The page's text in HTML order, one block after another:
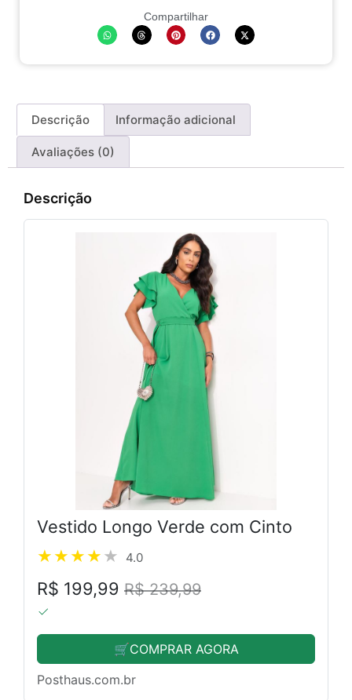
Compartilhar
Descrição Informação adicional
Avaliações (0)
Descrição
Vestido Longo Verde com Cinto
4.0
R$ 199,99 R$ 239,99
🛒COMPRAR AGORA
Posthaus.com.br